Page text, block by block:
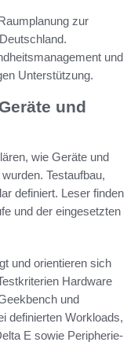
zur
und
Unterstützung.
und
wie Geräte und
Testaufbau,
definiert. Leser finden
und der eingesetzten
und orientieren sich
Hardware
und
definierten Workloads,
E sowie Peripherie-